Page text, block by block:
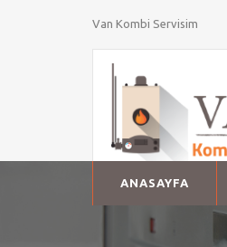
Van Kombi Servisim
ANASAYFA